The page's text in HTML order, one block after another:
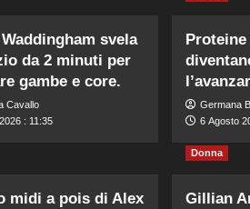
svela
da 2 minuti per
gambe e core.
Cavallo
: 11:35
Germana
6 Agosto
midi a pois di Alex
Donna
Gillian